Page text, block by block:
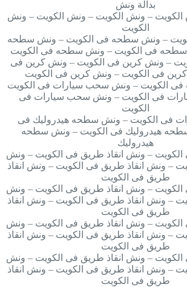
بدالة ونش
– ونش الكويت – ونش الكويت – ونش
الكويت
– ونش سطحه فى الكويت – ونش سطحه
فى الكويت – ونش سطحه فى الكويت
– ونش كرين فى الكويت – ونش كرين فى
فى الكويت – ونش كرين فى الكويت
الكويت – ونش سحب سيارات فى الكويت
فى الكويت – ونش سحب سيارات فى
الكويت
فى الكويت – ونش سطحه هيدروليك فى
هيدروليك فى الكويت – ونش سطحه
هيدروليك
– ونش انقاذ طريق فى الكويت – ونش
– ونش انقاذ طريق فى الكويت – ونش انقاذ
طريق فى الكويت
– ونش انقاذ طريق فى الكويت – ونش
– ونش انقاذ طريق فى الكويت – ونش انقاذ
طريق فى الكويت
– ونش انقاذ طريق فى الكويت – ونش
– ونش انقاذ طريق فى الكويت – ونش انقاذ
طريق فى الكويت
– ونش انقاذ طريق فى الكويت – ونش
– ونش انقاذ طريق فى الكويت – ونش انقاذ
طريق فى الكويت